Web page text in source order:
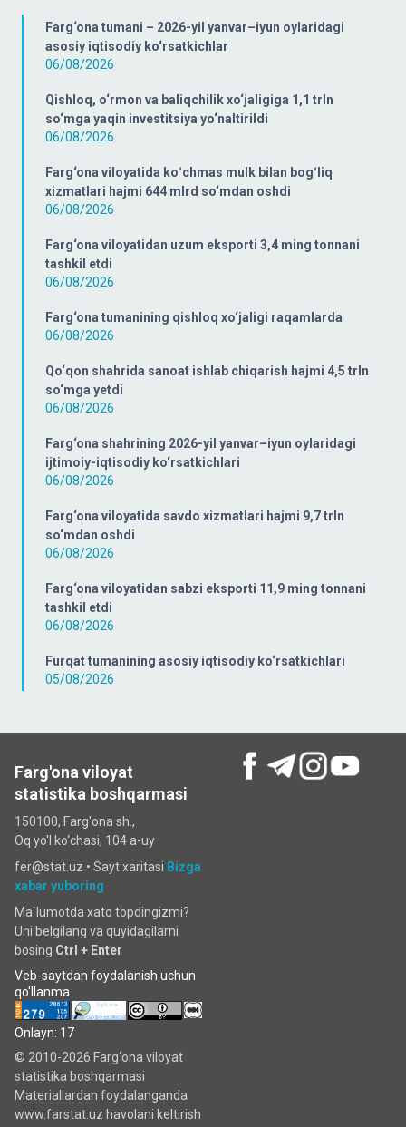
Farg‘ona tumani – 2026-yil yanvar–iyun oylaridagi
asosiy iqtisodiy ko‘rsatkichlar
06/08/2026
Qishloq, o‘rmon va baliqchilik xo‘jaligiga 1,1 trln
so‘mga yaqin investitsiya yo‘naltirildi
06/08/2026
Farg‘ona viloyatida koʻchmas mulk bilan bogʻliq
xizmatlari hajmi 644 mlrd so‘mdan oshdi
06/08/2026
Farg‘ona viloyatidan uzum eksporti 3,4 ming tonnani
tashkil etdi
06/08/2026
Farg‘ona tumanining qishloq xo‘jaligi raqamlarda
06/08/2026
Qo‘qon shahrida sanoat ishlab chiqarish hajmi 4,5 trln
so‘mga yetdi
06/08/2026
Farg‘ona shahrining 2026-yil yanvar–iyun oylaridagi
ijtimoiy-iqtisodiy ko‘rsatkichlari
06/08/2026
Farg‘ona viloyatida savdo xizmatlari hajmi 9,7 trln
so‘mdan oshdi
06/08/2026
Farg‘ona viloyatidan sabzi eksporti 11,9 ming tonnani
tashkil etdi
06/08/2026
Furqat tumanining asosiy iqtisodiy ko‘rsatkichlari
05/08/2026
Farg'ona viloyat
statistika boshqarmasi
150100, Farg'ona sh.,
Oq yo'l ko‘chаsi, 104 a-uy
fer@stat.uz • Sayt xaritasi Bizga
xabar yuboring
Ma`lumotda xato topdingizmi?
Uni belgilang va quyidagilarni
bosing Ctrl + Enter
Veb-saytdan foydalanish uchun
qo'llanma
Onlayn: 17
© 2010-2026 Farg‘ona viloyat
statistika boshqarmasi
Materiallardan foydalanganda
www.farstat.uz havolani keltirish